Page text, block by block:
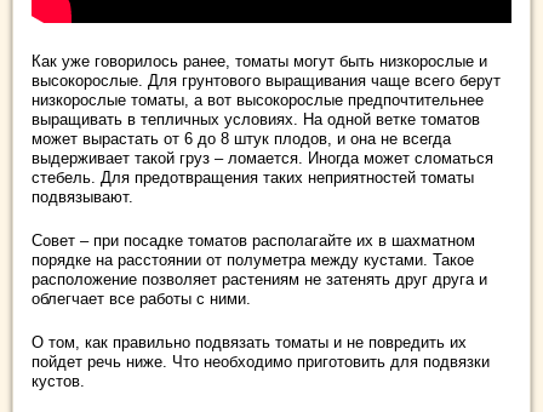
Как уже говорилось ранее, томаты могут быть низкорослые и
высокорослые. Для грунтового выращивания чаще всего берут
низкорослые томаты, а вот высокорослые предпочтительнее
выращивать в тепличных условиях. На одной ветке томатов
может вырастать от 6 до 8 штук плодов, и она не всегда
выдерживает такой груз – ломается. Иногда может сломаться
стебель. Для предотвращения таких неприятностей томаты
подвязывают.
Совет – при посадке томатов располагайте их в шахматном
порядке на расстоянии от полуметра между кустами. Такое
расположение позволяет растениям не затенять друг друга и
облегчает все работы с ними.
О том, как правильно подвязать томаты и не повредить их
пойдет речь ниже. Что необходимо приготовить для подвязки
кустов.